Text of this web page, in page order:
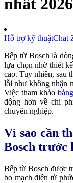
nhất 2026
Hỗ trợ kỹ thuậtChat
Bếp từ Bosch là
lựa chọn nhờ thiết
cao. Tuy nhiên, sau
lỗi như không nhận
Việc tham khảo
động hơn về chi
chuyên nghiệp.
Vì sao cần
Bosch trước
Bếp từ Bosch được
bo mạch điện tử